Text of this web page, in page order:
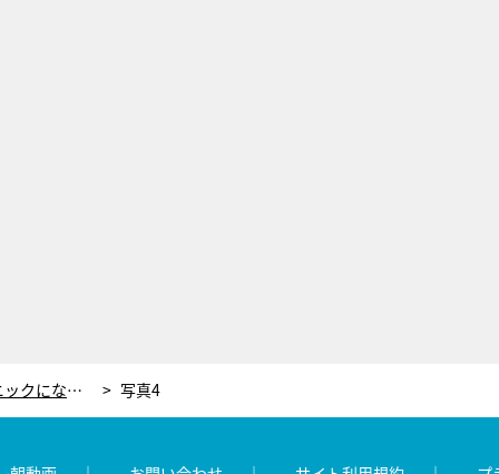
神社の巨石が突然移動…北陸がパニックになった怪現象！渦中の“張本人”が真相を激白 写真4